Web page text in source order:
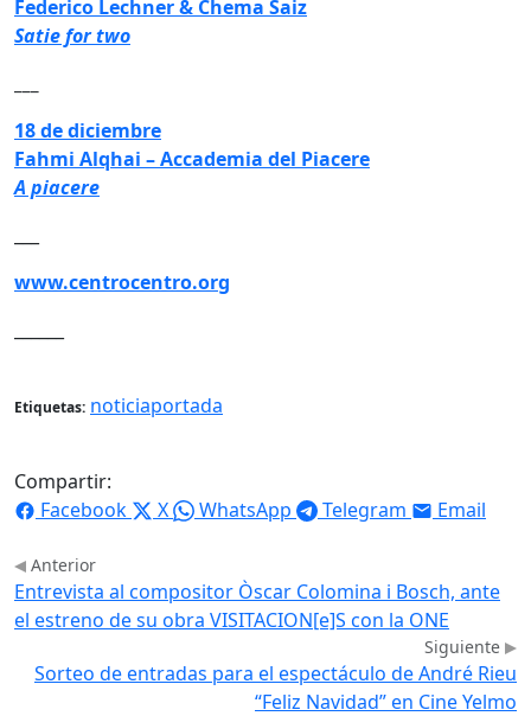
Federico Lechner & Chema Saiz
Satie for two
18 de diciembre
Fahmi Alqhai – Accademia del Piacere
A piacere
www.centrocentro.org
Etiquetas: noticiaportada
Compartir:
Facebook
X WhatsApp Telegram Email
Anterior
Entrevista al compositor Òscar Colomina i Bosch, ante
el estreno de su obra VISITACION[e]S con la ONE
Siguiente
Sorteo de entradas para el espectáculo de André Rieu
“Feliz Navidad” en Cine Yelmo